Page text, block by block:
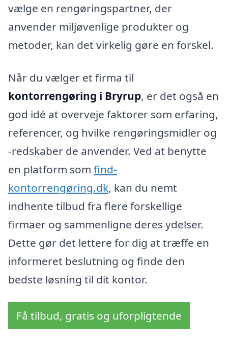
vælge en rengøringspartner, der
anvender miljøvenlige produkter og
metoder, kan det virkelig gøre en forskel.
Når du vælger et firma til
kontorrengøring i Bryrup, er det også en
god idé at overveje faktorer som erfaring,
referencer, og hvilke rengøringsmidler og
-redskaber de anvender. Ved at benytte
en platform som find-
kontorrengøring.dk, kan du nemt
indhente tilbud fra flere forskellige
firmaer og sammenligne deres ydelser.
Dette gør det lettere for dig at træffe en
informeret beslutning og finde den
bedste løsning til dit kontor.
Få tilbud, gratis og uforpligtende